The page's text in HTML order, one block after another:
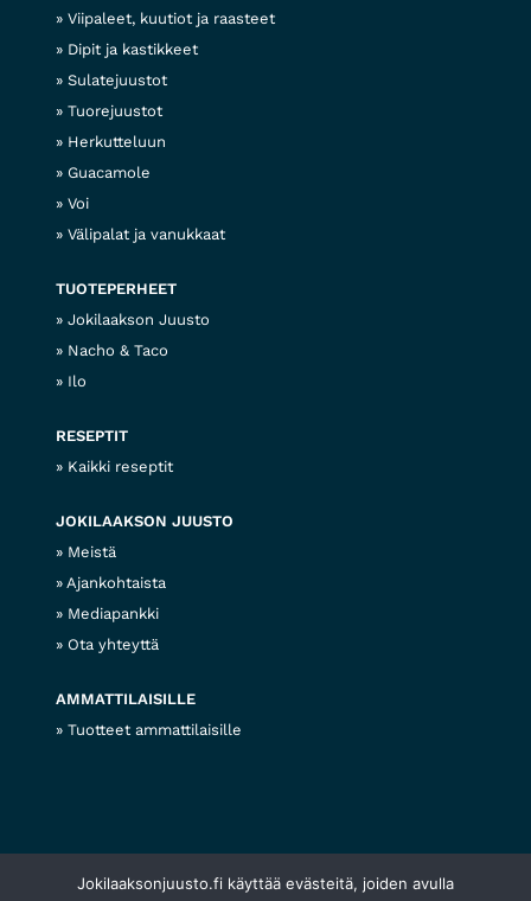
Viipaleet, kuutiot ja raasteet
Dipit ja kastikkeet
Sulatejuustot
Tuorejuustot
Herkutteluun
Guacamole
Voi
Välipalat ja vanukkaat
TUOTEPERHEET
Jokilaakson Juusto
Nacho & Taco
Ilo
RESEPTIT
Kaikki reseptit
JOKILAAKSON JUUSTO
Meistä
Ajankohtaista
Mediapankki
Ota yhteyttä
AMMATTILAISILLE
Tuotteet ammattilaisille
© 2026 Jokilaakson juustoTietosuojaseloste
Jokilaaksonjuusto.fi käyttää evästeitä, joiden avulla